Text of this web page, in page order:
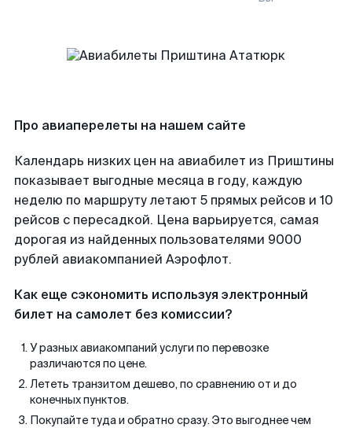
Про авиаперелеты на нашем сайте
Календарь низких цен на авиабилет из Приштины
показывает выгодные месяца в году, каждую
неделю по маршруту летают 5 прямых рейсов и 10
рейсов с пересадкой. Цена варьируется, самая
дорогая из найденных пользователями 9000
рублей авиакомпанией Аэрофлот.
Как еще сэкономить используя электронный
билет на самолет без комиссии?
У разных авиакомпаний услуги по перевозке
различаются по цене.
Лететь транзитом дешево, по сравнению от и до
конечных пунктов.
Покупайте туда и обратно сразу. Это выгоднее чем